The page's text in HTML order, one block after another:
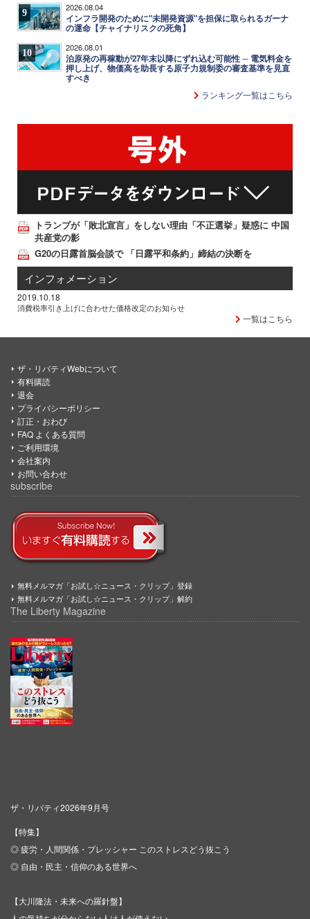
9 2026.08.04
インフラ開発のために"未開発資源"を担保に取られるガーナ
の運命【チャイナリスクの死角】
10 2026.08.01
泊原発の再稼動が27年末以降にずれ込む可能性 ─ 電気料金を
押し上げ、物価高を助長する原子力規制委の審査基準を見直
すべき
ランキング一覧はこちら
トランプが「敗北宣言」をしない理由「不正選挙」疑惑に 中国
共産党の影
G20の日露首脳会談で 「日露平和条約」締結の決断を
インフォメーション
2019.10.18
消費税率引き上げに合わせた価格改定のお知らせ
一覧はこちら
ザ・リバティWebについて
有料購読
退会
プライバシーポリシー
訂正・おわび
FAQ よくある質問
ご利用環境
会社案内
お問い合わせ
subscribe
無料メルマガ「お試し☆ニュース・クリップ」登録
無料メルマガ「お試し☆ニュース・クリップ」解約
The Liberty Magazine
ザ・リバティ2026年9月号
【特集】
◎ 疲労・人間関係・プレッシャー このストレスどう抜こう
◎ 自由・民主・信仰のある世界へ
【大川隆法・未来への羅針盤】